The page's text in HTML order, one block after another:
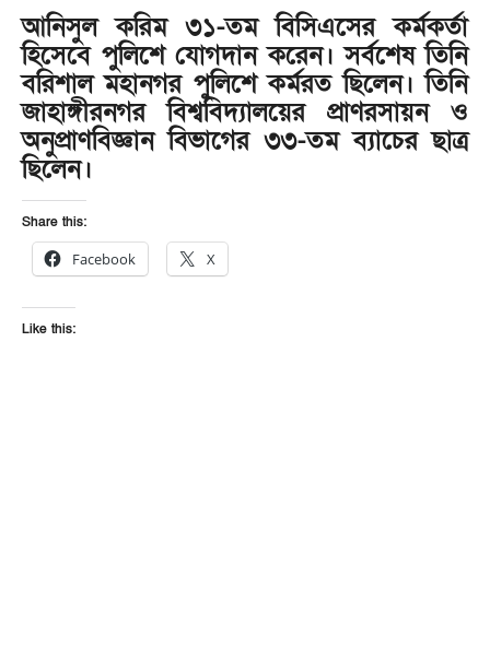
আনিসুল করিম ৩১-তম বিসিএসের কর্মকর্তা
হিসেবে পুলিশে যোগদান করেন। সর্বশেষ তিনি
বরিশাল মহানগর পুলিশে কর্মরত ছিলেন। তিনি
জাহাঙ্গীরনগর বিশ্ববিদ্যালয়ের প্রাণরসায়ন ও
অনুপ্রাণবিজ্ঞান বিভাগের ৩৩-তম ব্যাচের ছাত্র
ছিলেন।
Share this:
Facebook X
Like this: